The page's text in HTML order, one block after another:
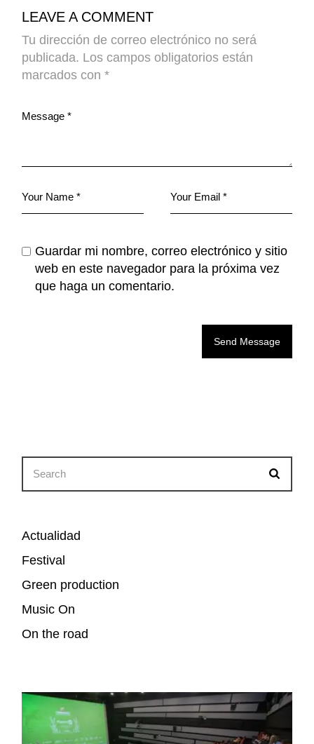
LEAVE A COMMENT
Tu dirección de correo electrónico no será
publicada. Los campos obligatorios están
marcados con*
Guardar mi nombre, correo electrónico y sitio
web en este navegador para la próxima vez
que haga un comentario.
Send Message
Search
for:
Actualidad
Festival
Green production
Music On
On the road